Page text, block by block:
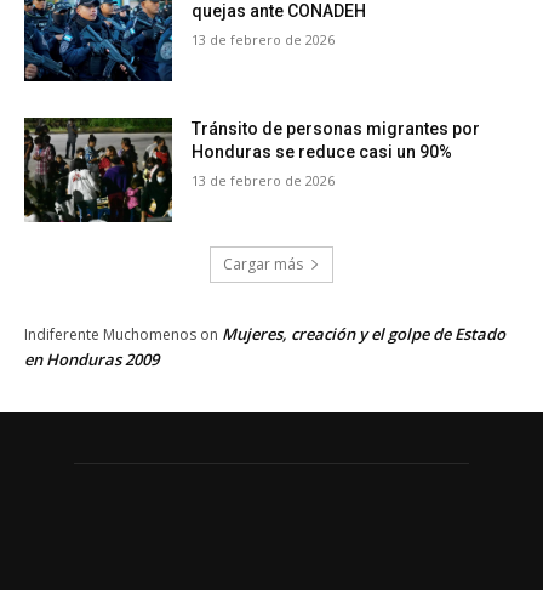
quejas ante CONADEH
13 de febrero de 2026
Tránsito de personas migrantes por
Honduras se reduce casi un 90%
13 de febrero de 2026
Cargar más
Indiferente Muchomenos on Mujeres, creación y el golpe de Estado
en Honduras 2009